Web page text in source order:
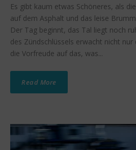
Es gibt kaum etwas Schöneres, als
auf dem Asphalt und das leise
Der Tag beginnt, das Tal liegt noch
des Zündschlüssels erwacht nicht
die Vorfreude auf das, was...
Read More